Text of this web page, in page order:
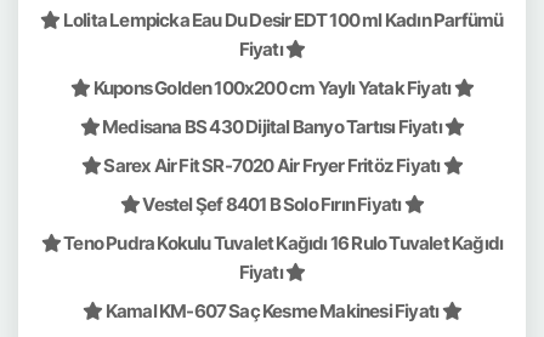
Lolita Lempicka Eau Du Desir EDT 100 ml Kadın Parfümü
Fiyatı
Kupons Golden 100x200 cm Yaylı Yatak Fiyatı
Medisana BS 430 Dijital Banyo Tartısı Fiyatı
Sarex Air Fit SR-7020 Air Fryer Fritöz Fiyatı
Vestel Şef 8401 B Solo Fırın Fiyatı
Teno Pudra Kokulu Tuvalet Kağıdı 16 Rulo Tuvalet Kağıdı
Fiyatı
Kamal KM-607 Saç Kesme Makinesi Fiyatı